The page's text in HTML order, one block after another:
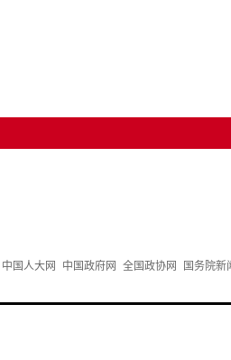
中国人大网 中国政府网 全国政协网 国务院新